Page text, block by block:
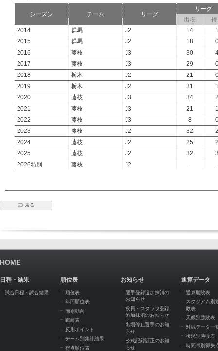
シーズン チーム リーグ
リーグ
出場
得
2014
群馬 J2 14
1
2015
群馬 J2 18
0
2016
藤枝 J3 30
4
2017
藤枝 J3 29
0
2018
栃木 J2 21
0
2019
栃木 J2 31
1
2020
藤枝 J3 34
2
2021
藤枝 J3 21
1
2022
藤枝 J3 8
0
2023
藤枝 J2 32
2
2024
藤枝 J2 25
2
2025
藤枝 J2 32
3
2026特別
藤枝 J2 - -
戻る
HOME
日程・結果
試合日程・試合結果
順位表
順位表
年間順位表
節別動向
戦績表
反則ポイント
チーム別集計結果
得点順位表
お知らせ
選手登録追加抹消の
お知らせ
役員・スタッフ登録
追加抹消のお知らせ
出場停止選手のお知
らせ
公式記録訂正のお知
らせ
通算データ
通算勝敗表
スタジアム別
敗表
天候別勝敗表
対戦データ一
状況別勝敗表
時間帯別得失